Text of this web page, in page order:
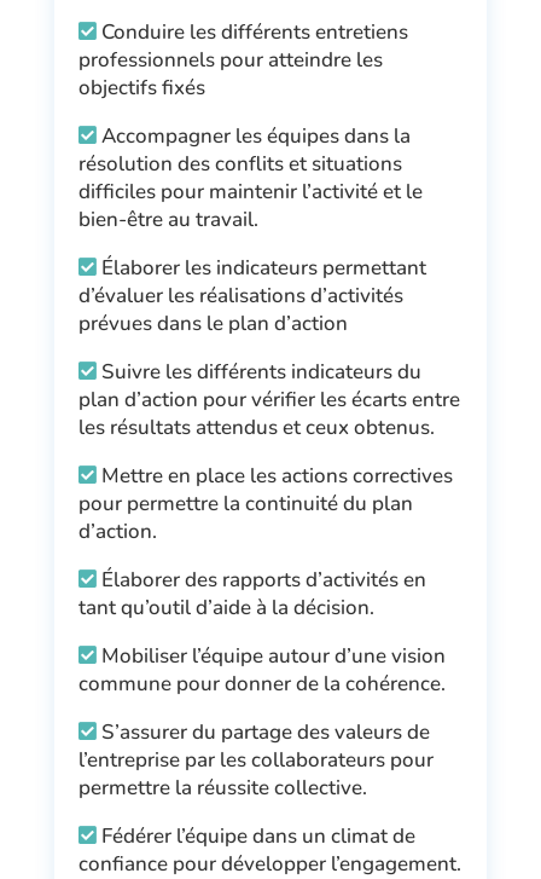
Conduire les différents entretiens
professionnels pour atteindre les
objectifs fixés
Accompagner les équipes dans la
résolution des conflits et situations
difficiles pour maintenir l’activité et le
bien-être au travail.
Élaborer les indicateurs permettant
d’évaluer les réalisations d’activités
prévues dans le plan d’action
Suivre les différents indicateurs du
plan d’action pour vérifier les écarts entre
les résultats attendus et ceux obtenus.
Mettre en place les actions correctives
pour permettre la continuité du plan
d’action.
Élaborer des rapports d’activités en
tant qu’outil d’aide à la décision.
Mobiliser l’équipe autour d’une vision
commune pour donner de la cohérence.
S’assurer du partage des valeurs de
l’entreprise par les collaborateurs pour
permettre la réussite collective.
Fédérer l’équipe dans un climat de
confiance pour développer l’engagement.